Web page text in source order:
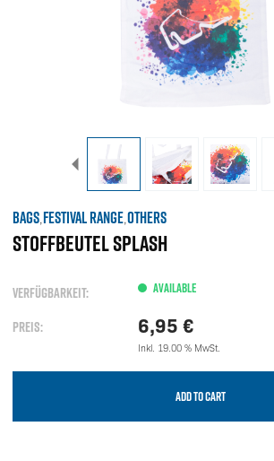
BAGS,FESTIVAL RANGE,OTHERS
STOFFBEUTEL SPLASH
VERFÜGBARKEIT: AVAILABLE
PREIS: 6,95 €
Inkl. 19.00 % MwSt.
ADD TO CART